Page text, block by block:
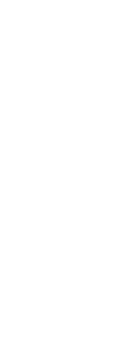
・グロース／経営実行
Government Affairs（
レッジ（M&A）：セ